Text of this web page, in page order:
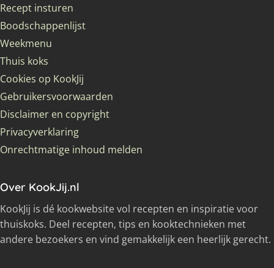
Recept insturen
Boodschappenlijst
Weekmenu
Thuis koks
Cookies op KookJij
Gebruikersvoorwaarden
Disclaimer en copyright
Privacyverklaring
Onrechtmatige inhoud melden
Over KookJij.nl
KookJij is dé kookwebsite vol recepten en inspiratie voor
thuiskoks. Deel recepten, tips en kooktechnieken met
andere bezoekers en vind gemakkelijk een heerlijk gerecht.